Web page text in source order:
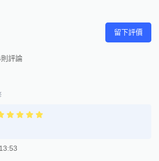
留下評價
則評論